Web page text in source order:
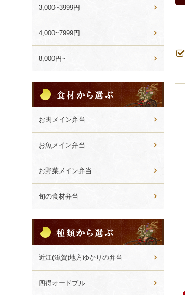
3,000~3999円
4,000~7999円
8,000円~
材
か
ら
選
ぶ
お肉メイン弁当
お魚メイン弁当
お野菜メイン弁当
旬の食材弁当
類
か
ら
選
ぶ
近江(滋賀)地方ゆかりの弁当
四得オードブル